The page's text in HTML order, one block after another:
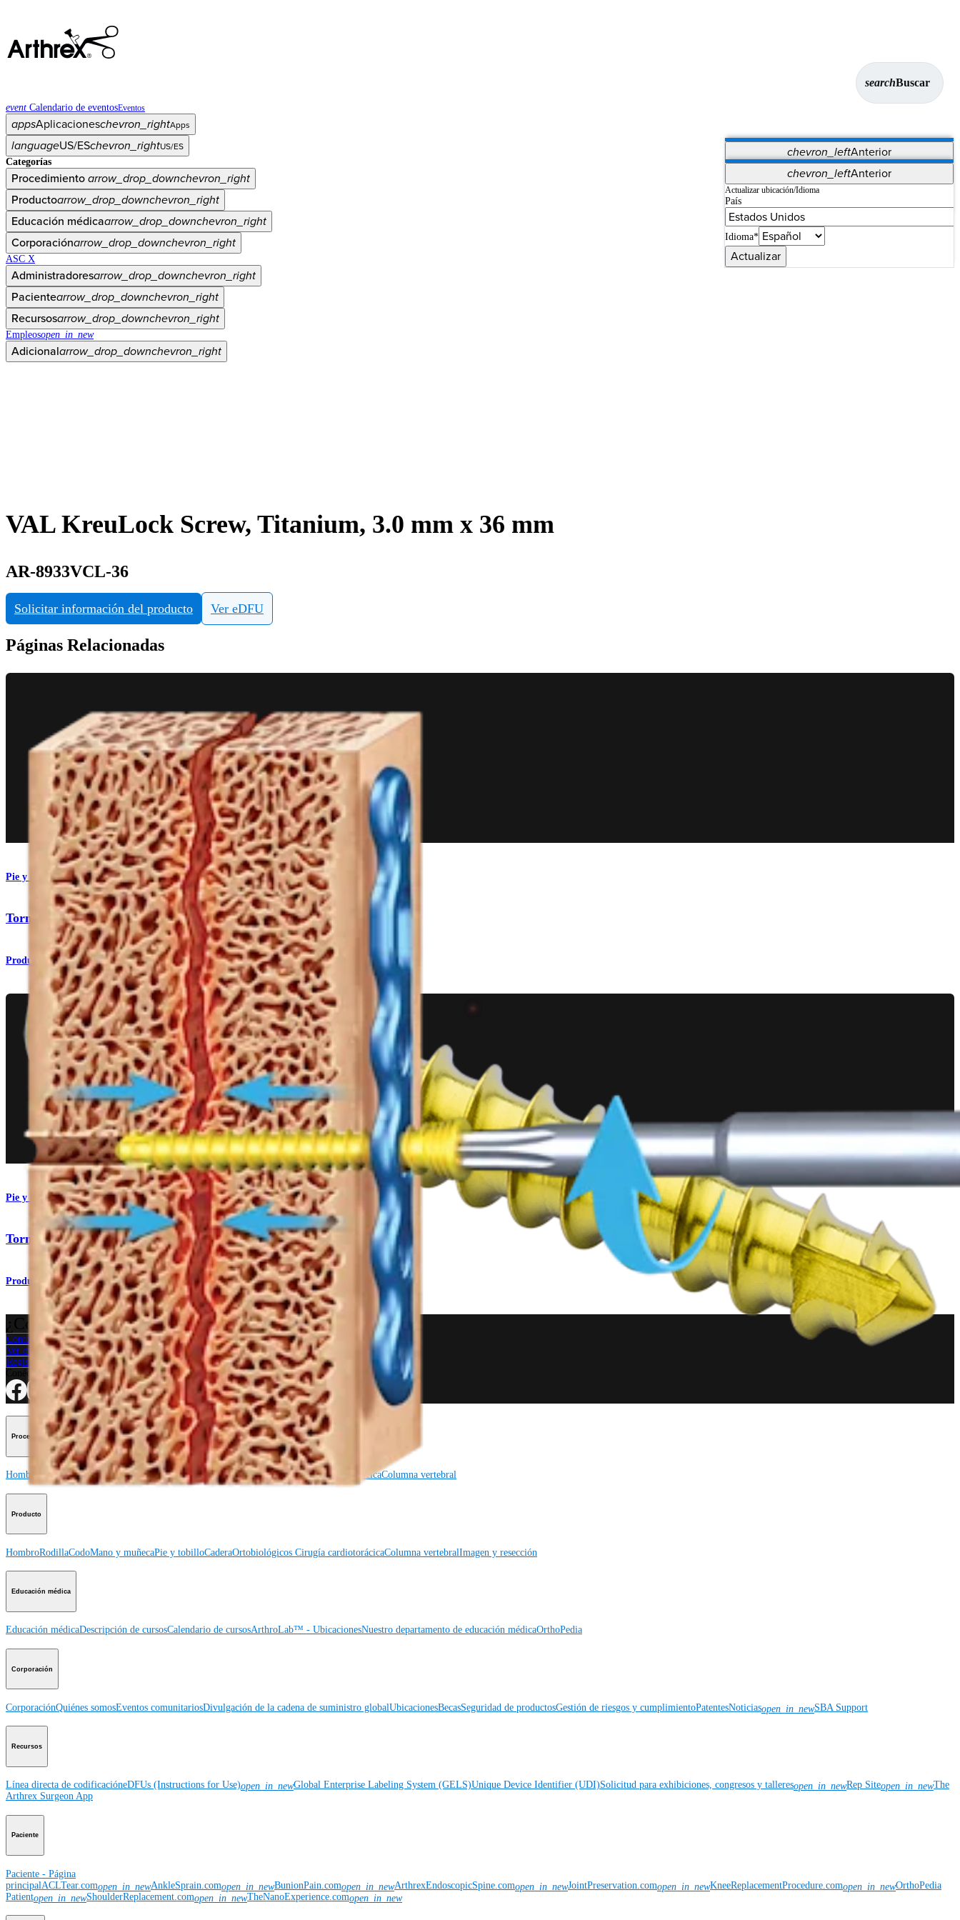
searchBuscar
event Calendario de eventosEventos
appsAplicacioneschevron_rightApps
chevron_leftAnterior
Vet Systems OrthoPedia Patient
Supplier Portal
Synergy Imaging & Resection
languageUS/ESchevron_rightUS/ES
chevron_leftAnterior
Actualizar ubicación/Idioma
País
Idioma*
Actualizar
Categorías
Procedimientoarrow_drop_downchevron_right
Productoarrow_drop_downchevron_right
Educación médicaarrow_drop_downchevron_right
Corporaciónarrow_drop_downchevron_right
ASC X
Administradoresarrow_drop_downchevron_right
Pacientearrow_drop_downchevron_right
Recursosarrow_drop_downchevron_right
Empleosopen_in_new
Adicionalarrow_drop_downchevron_right
VAL KreuLock Screw, Titanium, 3.0 mm x 36 mm
AR-8933VCL-36
Solicitar información del producto Ver eDFU
Páginas Relacionadas
Pie y tobillo
Tornillos de compresión bloqueantes KreuLock™
Producto
Pie y tobillo
Tornillos de compresión bloqueantes KreuLock™
Producto
¿Cómo podemos ayudarlo?
Contacte a un representante
Ver eventos, laboratorios y oportunidades educativas
Regístrese para recibir: ¿Qué hay de nuevo en Arthrex?
Conéctese con nosotros
Procedimiento
Hombro RodillaCodoMano y muñecaPie y tobillo CaderaOrtobiológicos Cirugía cardiotorácicaColumna vertebral
Producto
HombroRodillaCodoMano y muñecaPie y tobilloCaderaOrtobiológicos Cirugía cardiotorácicaColumna vertebralImagen y resección
Educación médica
Educación médicaDescripción de cursosCalendario de cursosArthroLab™ - UbicacionesNuestro departamento de educación médicaOrthoPedia
Corporación
CorporaciónQuiénes somosEventos comunitariosDivulgación de la cadena de suministro globalUbicacionesBecasSeguridad de productosGestión de riesgos y cumplimientoPatentesNoticiasopen_in_newSBA Support
Recursos
Línea directa de codificacióneDFUs (Instructions for Use)open_in_newGlobal Enterprise Labeling System (GELS)Unique Device Identifier (UDI)Solicitud para exhibiciones, congresos y talleresopen_in_newRep Siteopen_in_newThe
Arthrex Surgeon App
Paciente
Paciente - Página
principalACLTear.comopen_in_newAnkleSprain.comopen_in_newBunionPain.comopen_in_newArthrexEndoscopicSpine.comopen_in_newJointPreservation.comopen_in_newKneeReplacementProcedure.comopen_in_newOrthoPedia
Patientopen_in_newShoulderReplacement.comopen_in_newTheNanoExperience.comopen_in_new